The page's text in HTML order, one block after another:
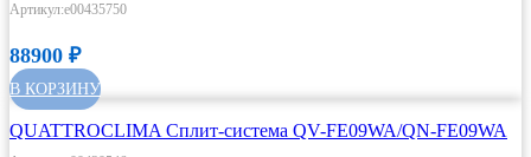
Артикул:e00435750
88900 ₽
В КОРЗИНУ
QUATTROCLIMA Сплит-система QV-FE09WA/QN-FE09WA